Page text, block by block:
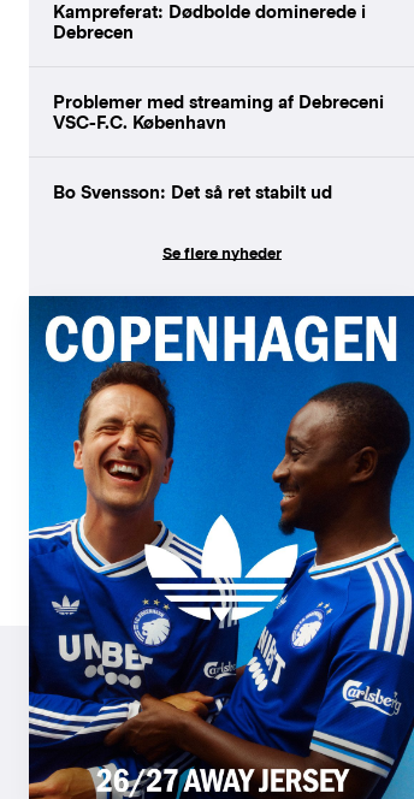
Kampreferat: Dødbolde dominerede i
Debrecen
Problemer med streaming af Debreceni
VSC-F.C. København
Bo Svensson: Det så ret stabilt ud
Se flere nyheder